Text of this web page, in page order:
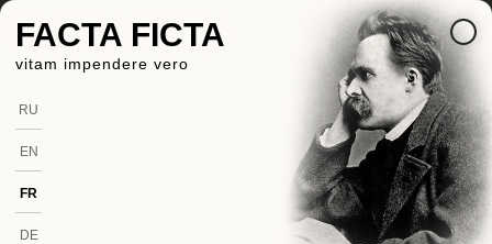
FACTA FICTA
vitam impendere vero
RU
EN
FR
DE